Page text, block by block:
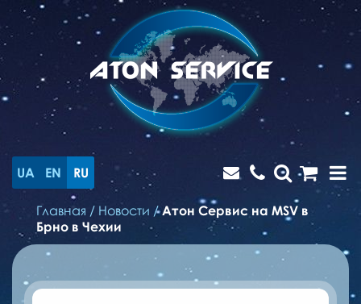
UA EN RU
Главная / Новости /Атон Сервис на MSV в
Брно в Чехии